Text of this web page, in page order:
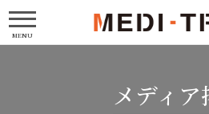
MENU
メディア